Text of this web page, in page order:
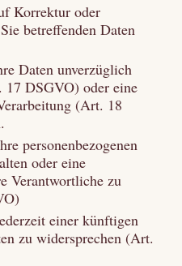
Korrektur oder
betreffenden Daten
Daten unverzüglich
17 DSGVO) oder eine
(Art. 18
personenbezogenen
oder eine
Verantwortliche zu
einer künftigen
zu widersprechen (Art.